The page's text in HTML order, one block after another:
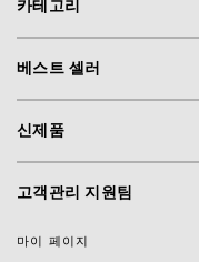
카테고리
베스트 셀러
신제품
고객관리 지원팀
마이 페이지